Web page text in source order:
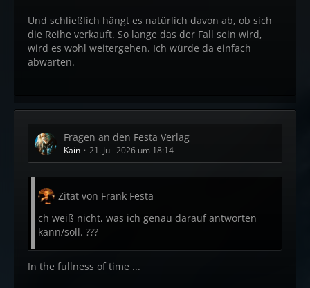
Und schließlich hängt es natürlich davon ab, ob sich
die Reihe verkauft. So lange das der Fall sein wird,
wird es wohl weitergehen. Ich würde da einfach
abwarten.
Fragen an den Festa Verlag
Kain 21. Juli 2026 um 18:14
Zitat von Frank Festa
ch weiß nicht, was ich genau darauf antworten
kann/soll. ???
In the fullness of time ...